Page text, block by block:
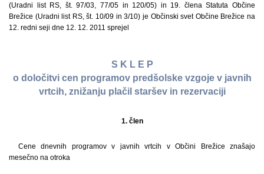
(Uradni list RS, št. 97/03, 77/05 in 120/05) in 19. člena Statuta Občine
Brežice (Uradni list RS, št. 10/09 in 3/10) je Občinski svet Občine Brežice na
12. redni seji dne 12. 12. 2011 sprejel
S K L E P
o določitvi cen programov predšolske vzgoje v javnih
vrtcih, znižanju plačil staršev in rezervaciji
1. člen
Cene dnevnih programov v javnih vrtcih v Občini Brežice znašajo
mesečno na otroka